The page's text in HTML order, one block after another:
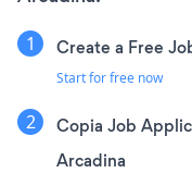
Create a Free
Start for free now
Copia Job
Arcadina